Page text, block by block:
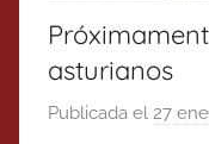
asturianos
Publicada el 27